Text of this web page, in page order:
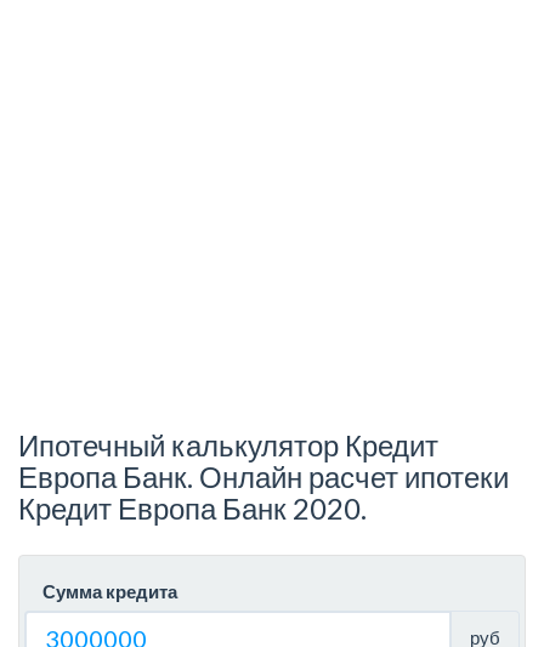
Ипотечный калькулятор Кредит
Европа Банк. Онлайн расчет ипотеки
Кредит Европа Банк 2020.
Сумма кредита
руб